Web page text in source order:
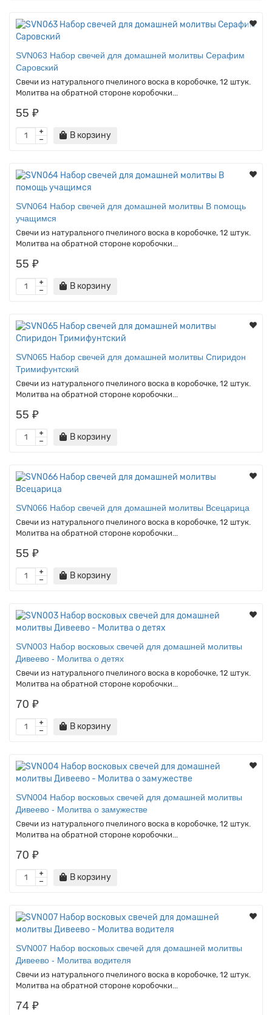
SVN063 Набор свечей для домашней молитвы Серафим
Саровский
Свечи из натурального пчелиного воска в коробочке, 12 штук.
Молитва на обратной стороне коробочки...
55 ₽
В корзину
SVN064 Набор свечей для домашней молитвы В помощь
учащимся
Свечи из натурального пчелиного воска в коробочке, 12 штук.
Молитва на обратной стороне коробочки...
55 ₽
В корзину
SVN065 Набор свечей для домашней молитвы Спиридон
Тримифунтский
Свечи из натурального пчелиного воска в коробочке, 12 штук.
Молитва на обратной стороне коробочки...
55 ₽
В корзину
SVN066 Набор свечей для домашней молитвы Всецарица
Свечи из натурального пчелиного воска в коробочке, 12 штук.
Молитва на обратной стороне коробочки...
55 ₽
В корзину
SVN003 Набор восковых свечей для домашней молитвы
Дивеево - Молитва о детях
Свечи из натурального пчелиного воска в коробочке, 12 штук.
Молитва на обратной стороне коробочки...
70 ₽
В корзину
SVN004 Набор восковых свечей для домашней молитвы
Дивеево - Молитва о замужестве
Свечи из натурального пчелиного воска в коробочке, 12 штук.
Молитва на обратной стороне коробочки...
70 ₽
В корзину
SVN007 Набор восковых свечей для домашней молитвы
Дивеево - Молитва водителя
Свечи из натурального пчелиного воска в коробочке, 12 штук.
Молитва на обратной стороне коробочки...
74 ₽